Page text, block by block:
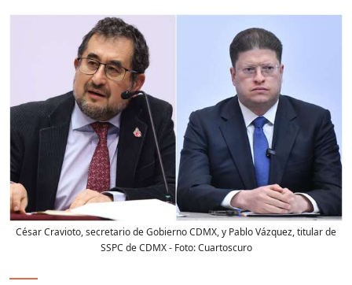
César Cravioto, secretario de Gobierno CDMX, y Pablo Vázquez, titular de
SSPC de CDMX- Foto:Cuartoscuro